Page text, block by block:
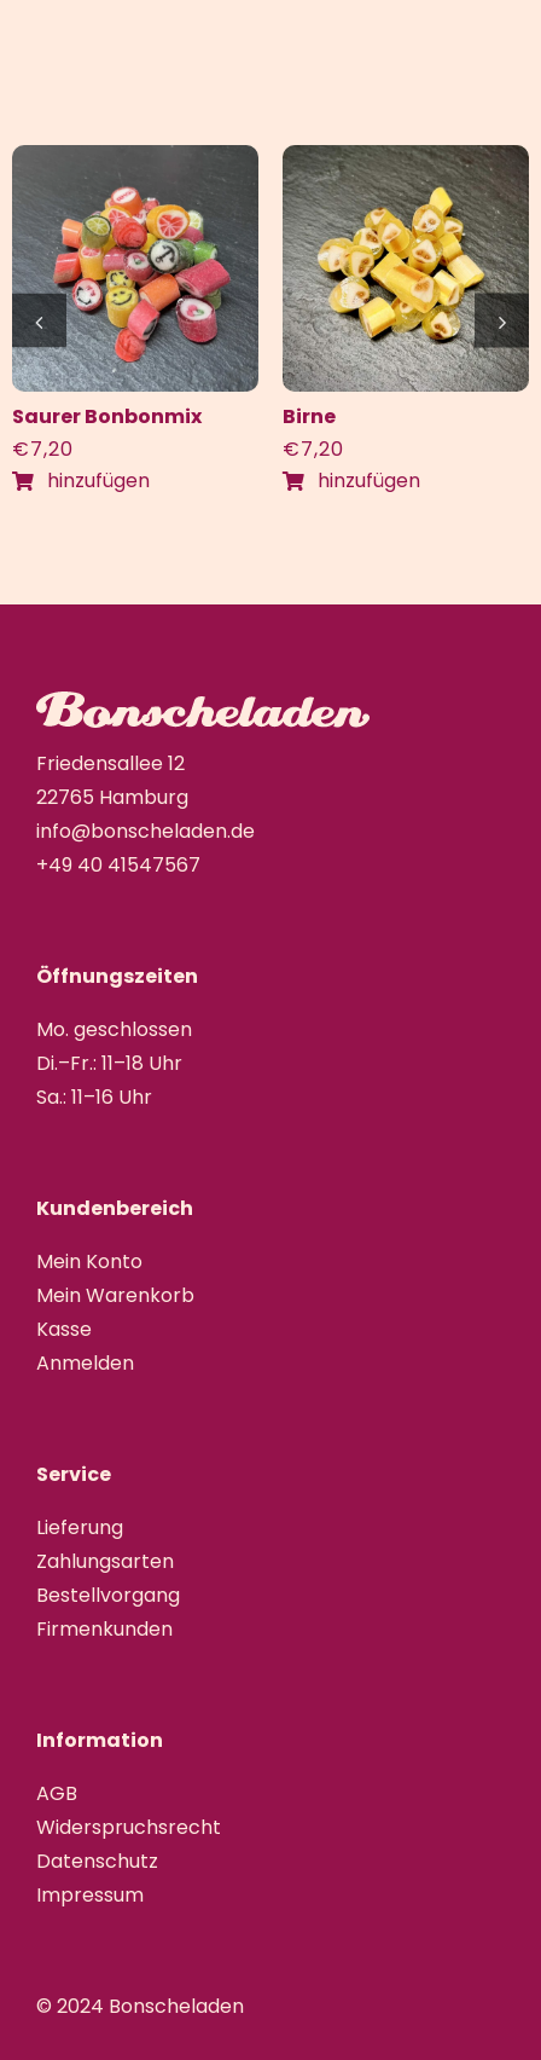
Saurer Bonbonmix
€7,20
hinzufügen
Birne
€7,20
hinzufügen
Friedensallee 12
22765 Hamburg
info@bonscheladen.de
+49 40 41547567
Öffnungszeiten
Mo. geschlossen
Di.–Fr.: 11–18 Uhr
Sa.: 11–16 Uhr
Kundenbereich
Mein Konto
Mein Warenkorb
Kasse
Anmelden
Service
Lieferung
Zahlungsarten
Bestellvorgang
Firmenkunden
Information
AGB
Widerspruchsrecht
Datenschutz
Impressum
© 2024 Bonscheladen